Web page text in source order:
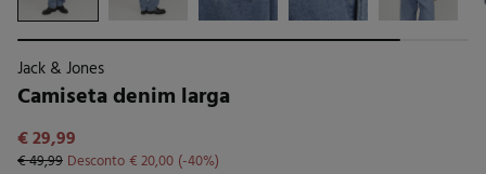
Jack & Jones
Camiseta denim larga
€ 29,99
€ 49,99 Desconto€ 20,00 40